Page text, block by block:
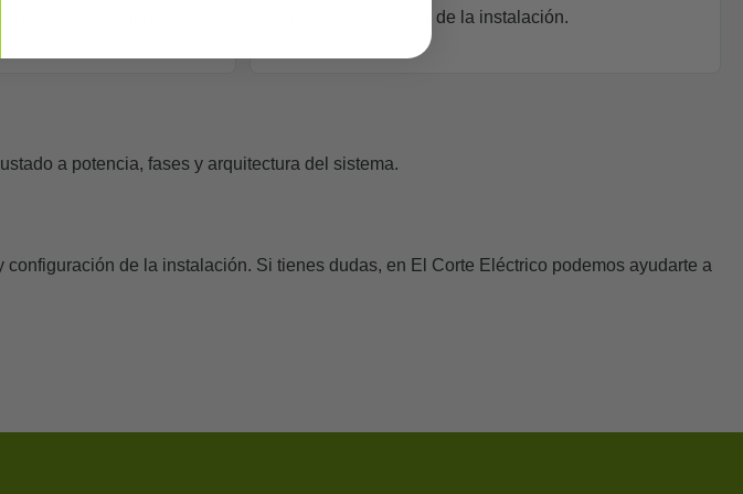
industriales según
aplica y protecciones de la instalación.
a potencia, fases y arquitectura del sistema.
de la instalación. Si tienes dudas, en El Corte Eléctrico podemos ayudarte a